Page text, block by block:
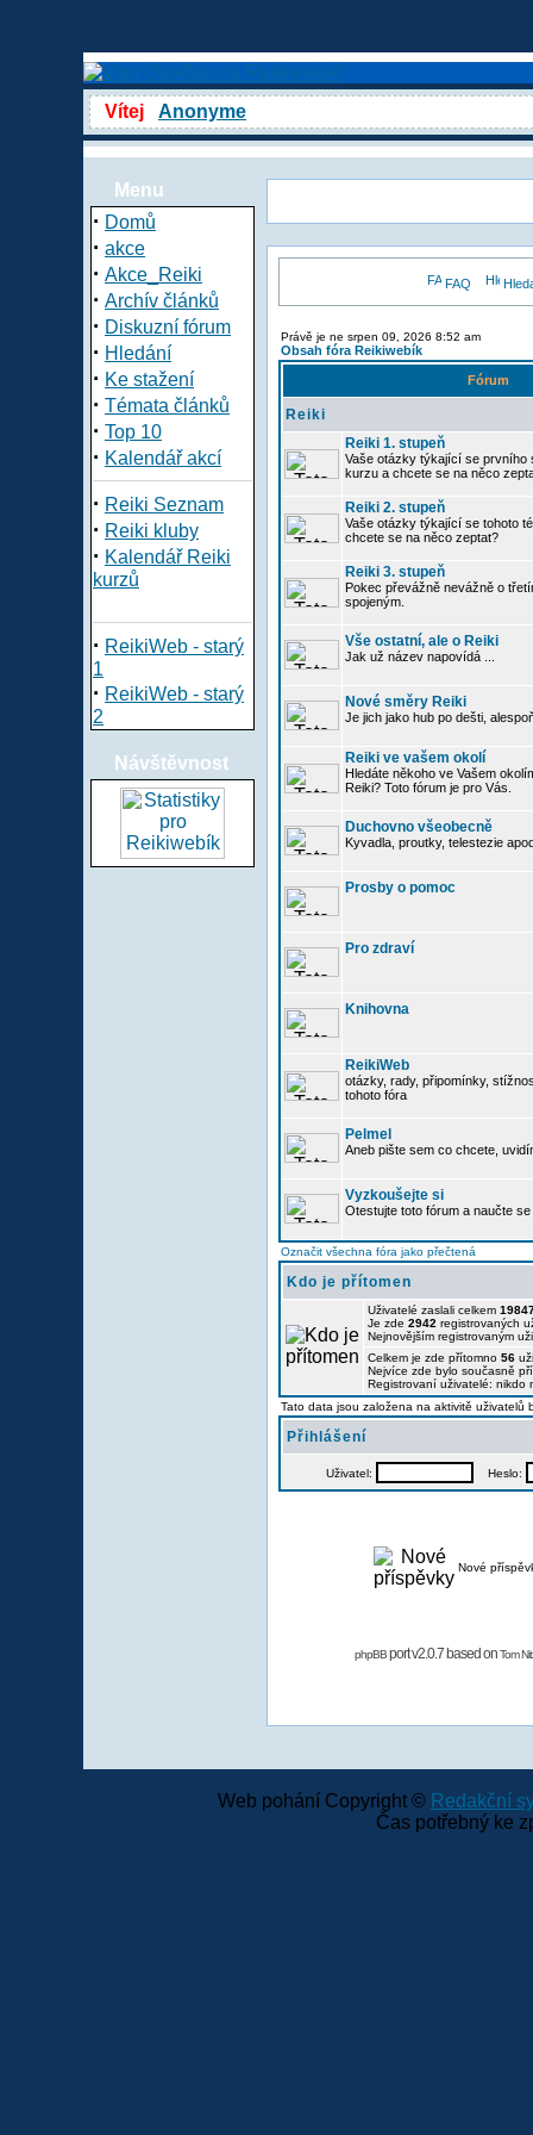
Vítej Anonyme
Menu
· Domů
· akce
· Akce_Reiki
· Archív článků
· Diskuzní fórum
· Hledání
· Ke stažení
· Témata článků
· Top 10
· Kalendář akcí
· Reiki Seznam
· Reiki kluby
· Kalendář Reiki
kurzů
· ReikiWeb - starý
1
· ReikiWeb - starý
2
Návštěvnost
FAQ
Právě je ne srpen 09, 2026 8:52 am
Obsah fóra Reikiwebík
Fórum
Reiki
Reiki 1. stupeň
Vaše otázky týkající se prvního
kurzu a chcete se na něco
Reiki 2. stupeň
Vaše otázky týkající se tohoto
chcete se na něco zeptat?
Reiki 3. stupeň
Pokec převážně nevážně o
spojeným.
Vše ostatní, ale o Reiki
Jak už název napovídá ...
Nové směry Reiki
Je jich jako hub po dešti,
Reiki ve vašem okolí
Hledáte někoho ve Vašem
Reiki? Toto fórum je pro Vás.
Duchovno všeobecně
Kyvadla, proutky, telestezie
Prosby o pomoc
Pro zdraví
Knihovna
ReikiWeb
otázky, rady, připomínky,
tohoto fóra
Pelmel
Aneb pište sem co chcete,
Vyzkoušejte si
Otestujte toto fórum a naučte
Označit všechna fóra jako přečtená
Kdo je přítomen
Uživatelé zaslali celkem
Je zde 2942 registrovaných
Nejnovějším registrovaným
Celkem je zde přítomno 56
Nejvíce zde bylo současně
Registrovaní uživatelé: nikdo
Tato data jsou založena na aktivitě uživatelů
Přihlášení
Uživatel: Heslo:
Nové
phpBBport v2.0.7 based onTom
Web pohání Copyright © Redakční
Čas potřebný ke